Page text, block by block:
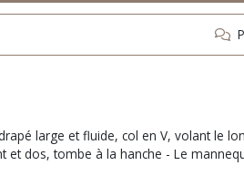
large et fluide, col en V, volant le
dos, tombe à la hanche - Le